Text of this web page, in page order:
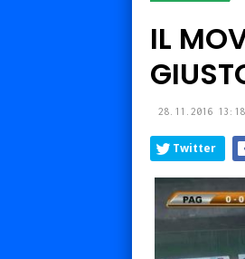
IL
28.11.2016 13:18
Twitter